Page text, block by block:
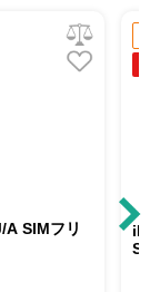
SIMフリ